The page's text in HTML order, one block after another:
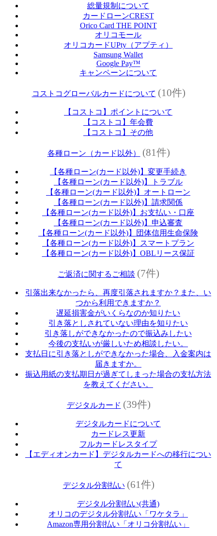
総量規制について
カードローンCREST
Orico Card THE POINT
オリコモール
オリコカードUPty（アプティ）
Samsung Wallet
Google Pay™
キャンペーンについて
コストコグローバルカードについて (10件)
【コストコ】ポイントについて
【コストコ】年会費
【コストコ】その他
各種ローン（カード以外） (81件)
【各種ローン(カード以外)】変更手続き
【各種ローン(カード以外)】トラブル
【各種ローン(カード以外)】オートローン
【各種ローン(カード以外)】請求関係
【各種ローン(カード以外)】お支払い・口座
【各種ローン(カード以外)】申込審査
【各種ローン(カード以外)】団体信用生命保険
【各種ローン(カード以外)】スマートプラン
【各種ローン(カード以外)】OBLリース保証
ご返済に関するご相談 (7件)
引落出来なかったら、再度引落されますか？また、い
つから利用できますか？
遅延損害金がいくらなのか知りたい
引き落としされていない理由を知りたい
引き落しができなかったので振込みしたい
今後の支払いが厳しいため相談したい。
支払日に引き落としができなかった場合、入金案内は
届きますか。
振込用紙の支払期日が過ぎてしまった場合の支払方法
を教えてください。
デジタルカード (39件)
デジタルカードについて
カードレス更新
フルカードレスタイプ
【エディオンカード】デジタルカードへの移行につい
て
デジタル分割払い (61件)
デジタル分割払い(共通)
オリコのデジタル分割払い「ワケタラ」
Amazon専用分割払い「オリコ分割払い」